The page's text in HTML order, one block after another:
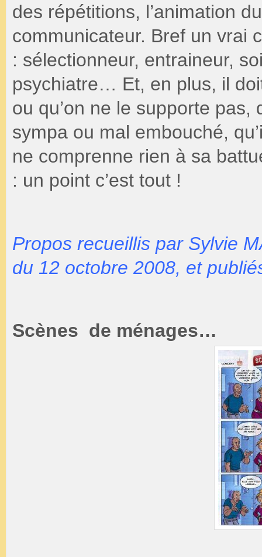
des répétitions, l’animation
communicateur. Bref un vrai
: sélectionneur, entraineur,
psychiatre… Et, en plus, il
ou qu’on ne le supporte pas,
sympa ou mal embouché,
ne comprenne rien à sa
: un point c’est tout !
Propos recueillis par Sylvie
du 12 octobre 2008, et
Scènes de ménages…